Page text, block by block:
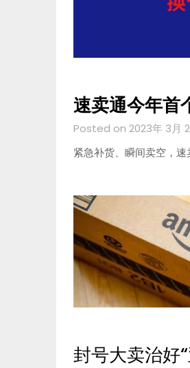
速卖通今年首
Posted on 2023年 3月
紧急补货、瞬间卖空，
封号大卖治好